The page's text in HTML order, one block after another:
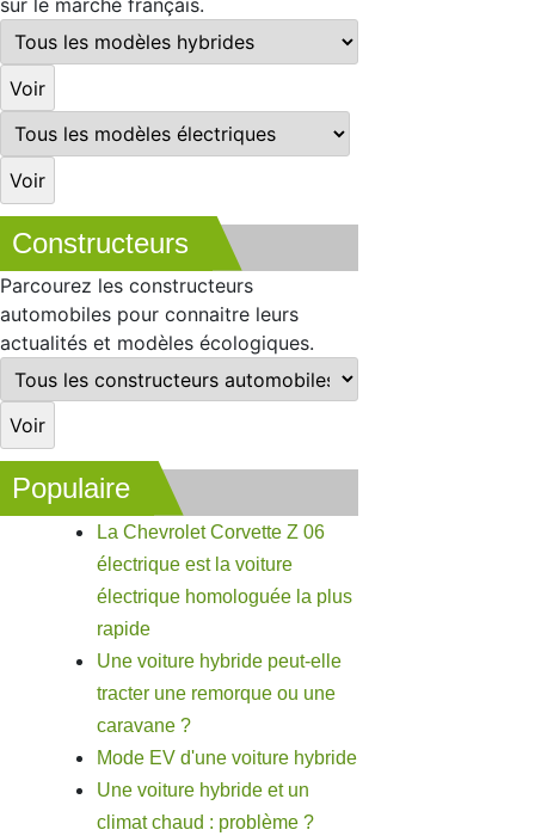
sur le marché français.
Constructeurs
Parcourez les constructeurs
automobiles pour connaitre leurs
actualités et modèles écologiques.
Populaire
La Chevrolet Corvette Z 06
électrique est la voiture
électrique homologuée la plus
rapide
Une voiture hybride peut-elle
tracter une remorque ou une
caravane ?
Mode EV d'une voiture hybride
Une voiture hybride et un
climat chaud : problème ?